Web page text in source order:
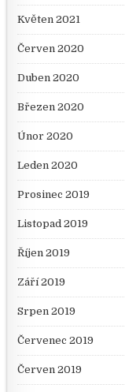
Květen 2021
Červen 2020
Duben 2020
Březen 2020
Únor 2020
Leden 2020
Prosinec 2019
Listopad 2019
Říjen 2019
Září 2019
Srpen 2019
Červenec 2019
Červen 2019